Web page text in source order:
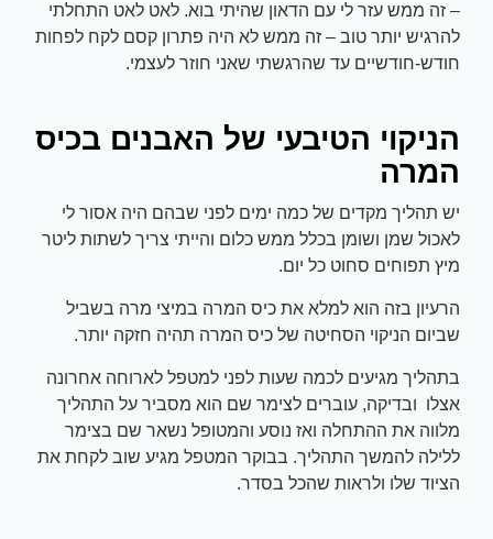
– זה ממש עזר לי עם הדאון שהיתי בוא. לאט לאט התחלתי
להרגיש יותר טוב – זה ממש לא היה פתרון קסם לקח לפחות
חודש-חודשיים עד שהרגשתי שאני חוזר לעצמי.
הניקוי הטיבעי של האבנים בכיס
המרה
יש תהליך מקדים של כמה ימים לפני שבהם היה אסור לי
לאכול שמן ושומן בכלל ממש כלום והייתי צריך לשתות ליטר
מיץ תפוחים סחוט כל יום.
הרעיון בזה הוא למלא את כיס המרה במיצי מרה בשביל
שביום הניקוי הסחיטה של כיס המרה תהיה חזקה יותר.
בתהליך מגיעים לכמה שעות לפני למטפל לארוחה אחרונה
אצלו ובדיקה, עוברים לצימר שם הוא מסביר על התהליך
מלווה את ההתחלה ואז נוסע והמטופל נשאר שם בצימר
ללילה להמשך התהליך. בבוקר המטפל מגיע שוב לקחת את
הציוד שלו ולראות שהכל בסדר.